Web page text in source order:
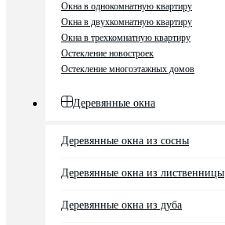
Окна в однокомнатную квартиру
Окна в двухкомнатную квартиру
Окна в трехкомнатную квартиру
Остекление новостроек
Остекление многоэтажных домов
Деревянные окна
Деревянные окна из сосны
Деревянные окна из лиственницы
Деревянные окна из дуба